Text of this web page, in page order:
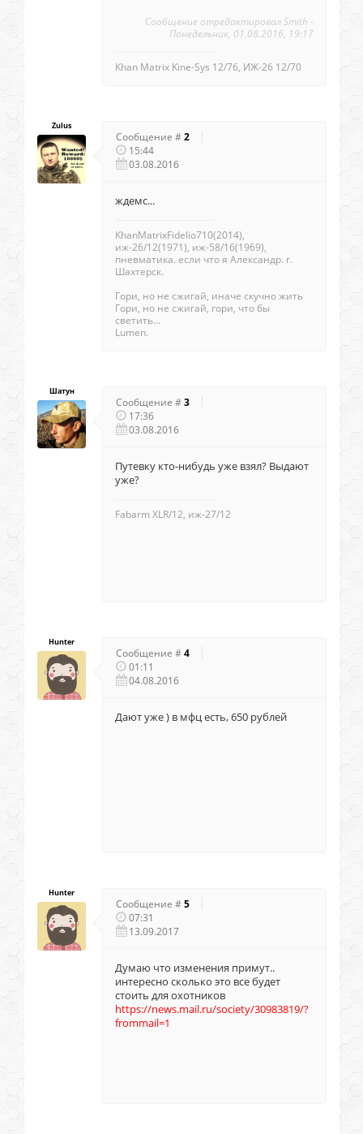
Сообщение отредактировалSmith -
Понедельник, 01.08.2016, 19:17
Khan Matrix Kine-Sys 12/76, ИЖ-26 12/70
Zulus
Сообщение #2
15:44
03.08.2016
ждемс...
KhanMatrixFidelio710(2014),
иж-26/12(1971), иж-58/16(1969),
пневматика. если что я Александр. г.
Шахтерск.
Гори, но не сжигай, иначе скучно жить
Гори, но не сжигай, гори, что бы
светить...
Lumen.
Шатун
Сообщение #3
17:36
03.08.2016
Путевку кто-нибудь уже взял? Выдают
уже?
Fabarm XLR/12, иж-27/12
Hunter
Сообщение #4
01:11
04.08.2016
Дают уже ) в мфц есть, 650 рублей
Hunter
Сообщение #5
07:31
13.09.2017
Думаю что изменения примут..
интересно сколько это все будет
стоить для охотников
https://news.mail.ru/society/30983819/?
frommail=1